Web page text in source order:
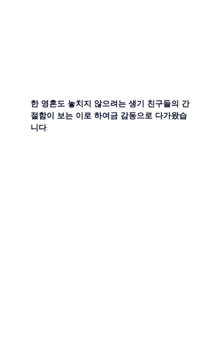
한 영혼도 놓치지 않으려는 생기 친구들의 간
절함이 보는 이로 하여금 감동으로 다가왔습
니다.